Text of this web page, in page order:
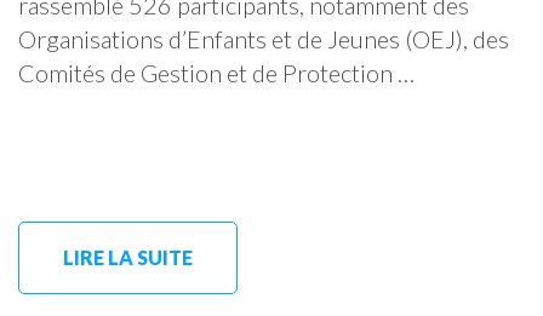
Organisations d’Enfants et de Jeunes (OEJ), des
Comités de Gestion et de Protection …
LIRE LA SUITE